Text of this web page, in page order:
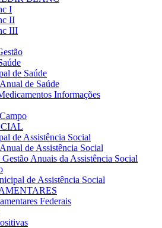
I
II
III
de Saúde
de Saúde
Informações
de Assistência Social
de Assistência Social
Anuais da Assistência Social
de Assistência Social
Federais